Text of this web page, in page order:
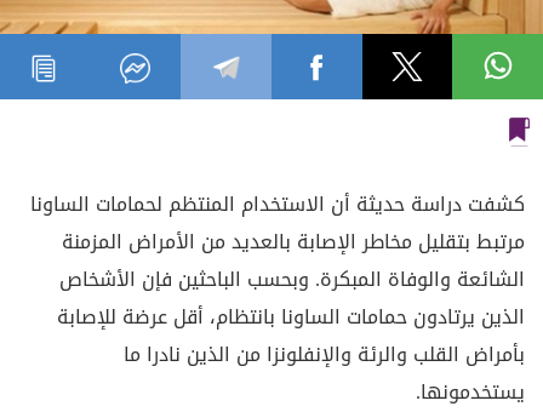
كشفت دراسة حديثة أن الاستخدام المنتظم لحمامات الساونا
مرتبط بتقليل مخاطر الإصابة بالعديد من الأمراض المزمنة
الشائعة والوفاة المبكرة. وبحسب الباحثين فإن الأشخاص
الذين يرتادون حمامات الساونا بانتظام، أقل عرضة للإصابة
بأمراض القلب والرئة والإنفلونزا من الذين نادرا ما
يستخدمونها.